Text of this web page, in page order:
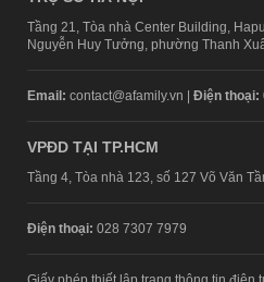
Tầng 21, Tòa nhà Center Building,
Nguyễn Huy Tưởng, phường Thanh
Email: contact@afamily.vn | Điện thoại:
VPĐD TẠI TP.HCM
Tầng 4, Tòa nhà 123, số 127 Võ Văn
Điện thoại: 028 7307 7979